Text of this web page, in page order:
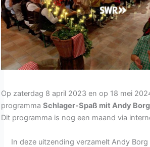
Op zaterdag 8 april 2023 en op 18 mei
programmaSchlager-Spaß mit Andy
Dit programma is nog een maand via
In deze uitzending verzamelt Andy Borg